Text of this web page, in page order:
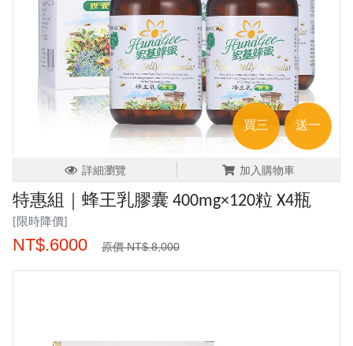
送一
買三
詳細瀏覽 加入購物車
特惠組｜蜂王乳膠囊 400mg×120粒 X4瓶
[限時降價]
NT$.6000 原價 NT$.8,000